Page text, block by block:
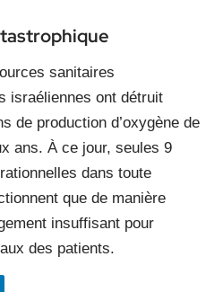
sanitaires
israéliennes ont détruit
de production d’oxygène de
ans. À ce jour, seules 9
dans toute
que de manière
insuffisant pour
des patients.